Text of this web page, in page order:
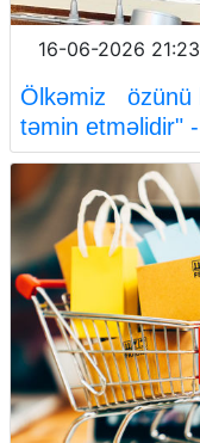
16-06-2026 21:23
Ölkəmiz özünü
təmin etməlidir"